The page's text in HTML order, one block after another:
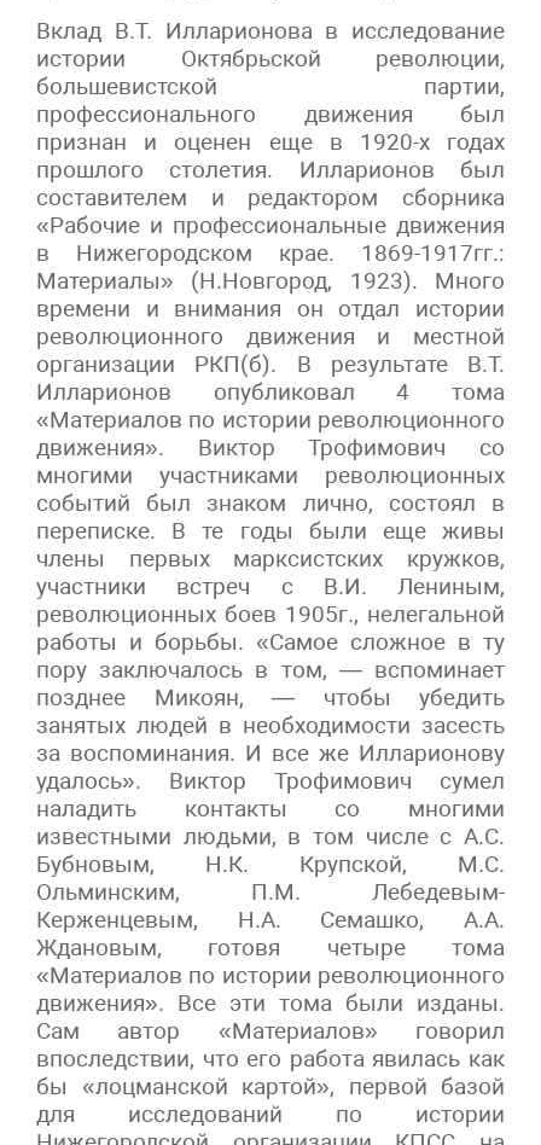
Вклад В.Т. Илларионова в исследование
истории Октябрьской революции,
большевистской партии,
профессионального движения был
признан и оценен еще в 1920-х годах
прошлого столетия. Илларионов был
составителем и редактором сборника
«Рабочие и профессиональные движения
в Нижегородском крае. 1869-1917гг.:
Материалы» (Н.Новгород, 1923). Много
времени и внимания он отдал истории
революционного движения и местной
организации РКП(б). В результате В.Т.
Илларионов опубликовал 4 тома
«Материалов по истории революционного
движения». Виктор Трофимович со
многими участниками революционных
событий был знаком лично, состоял в
переписке. В те годы были еще живы
члены первых марксистских кружков,
участники встреч с В.И. Лениным,
революционных боев 1905г., нелегальной
работы и борьбы. «Самое сложное в ту
пору заключалось в том, — вспоминает
позднее Микоян, — чтобы убедить
занятых людей в необходимости засесть
за воспоминания. И все же Илларионову
удалось». Виктор Трофимович сумел
наладить контакты со многими
известными людьми, в том числе с А.С.
Бубновым, Н.К. Крупской, М.С.
Ольминским, П.М. Лебедевым-
Керженцевым, Н.А. Семашко, А.А.
Ждановым, готовя четыре тома
«Материалов по истории революционного
движения». Все эти тома были изданы.
Сам автор «Материалов» говорил
впоследствии, что его работа явилась как
бы «лоцманской картой», первой базой
для исследований по истории